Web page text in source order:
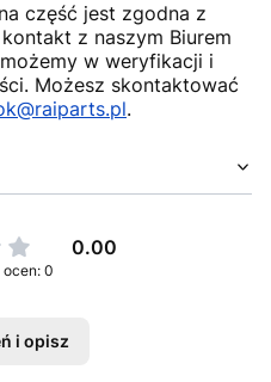
część jest zgodna z
z naszym Biurem
w weryfikacji i
Możesz skontaktować
.
0.00
0
i opisz